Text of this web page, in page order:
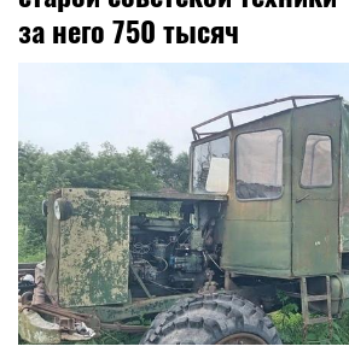
за него 750 тысяч